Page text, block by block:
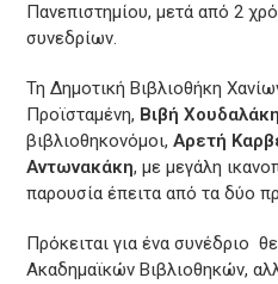
Πανεπιστημίου, μετά από 2
συνεδρίων.
Τη Δημοτική Βιβλιοθήκη
Προϊσταμένη, Βιβή Χουδαλάκη
βιβλιοθηκονόμοι,Αρετή
Αντωνακάκη, με μεγάλη
παρουσία έπειτα από τα δύο
Πρόκειται για ένα συνέδριο
Ακαδημαϊκών Βιβλιοθηκών,